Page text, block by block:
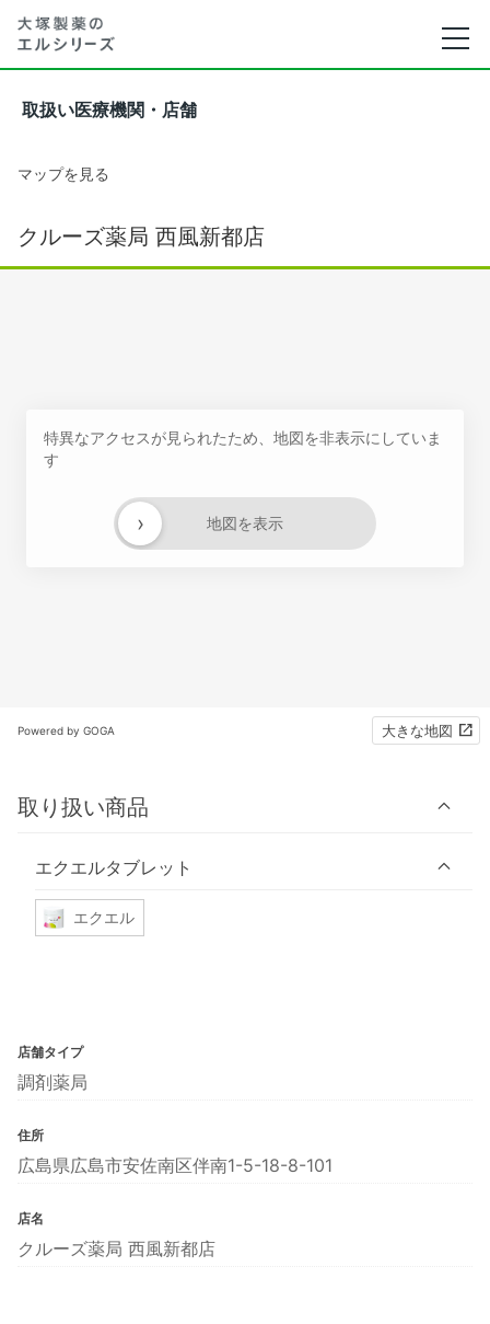
取扱い医療機関・店舗
マップを見る
クルーズ薬局 西風新都店
特異なアクセスが見られたため、地図を非表示にしていま
す
地図を表示
›
Powered by GOGA 大きな地図
取り扱い商品
エクエルタブレット
エクエル
店舗タイプ
調剤薬局
住所
広島県広島市安佐南区伴南1-5-18-8-101
店名
クルーズ薬局 西風新都店